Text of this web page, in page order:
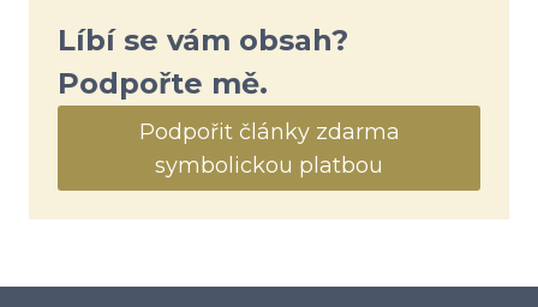
Líbí se vám obsah?
Podpořte mě.
Podpořit články zdarma
symbolickou platbou